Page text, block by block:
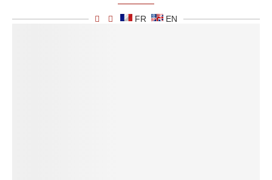
FR EN